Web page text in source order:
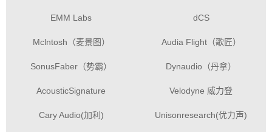
EMM Labs dCS
Mclntosh（麦景图） Audia Flight（歌匠）
SonusFaber（势霸） Dynaudio（丹拿）
AcousticSignature Velodyne 威力登
Cary Audio(加利) Unisonresearch(优力声)